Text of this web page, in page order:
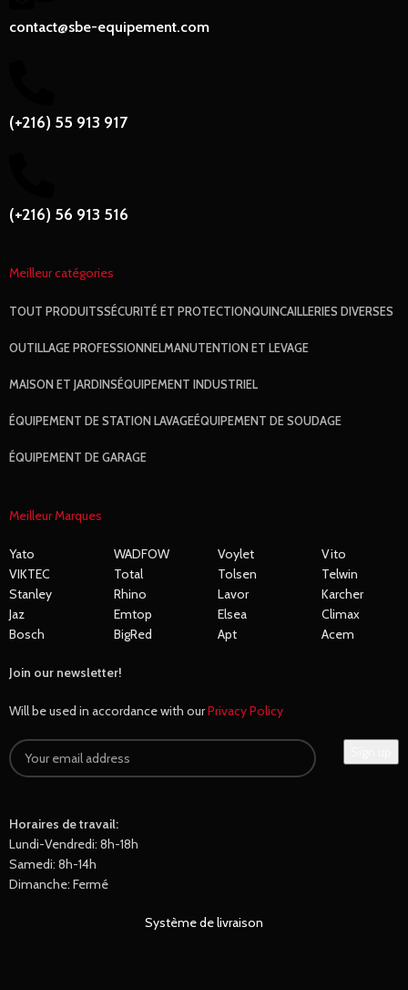
contact@sbe-equipement.com
(+216) 55 913 917
(+216) 56 913 516
Meilleur catégories
TOUT PRODUITSSÉCURITÉ ET PROTECTIONQUINCAILLERIES DIVERSES
OUTILLAGE PROFESSIONNELMANUTENTION ET LEVAGE
MAISON ET JARDINSÉQUIPEMENT INDUSTRIEL
ÉQUIPEMENT DE STATION LAVAGEÉQUIPEMENT DE SOUDAGE
ÉQUIPEMENT DE GARAGE
Meilleur Marques
Yato WADFOW Voylet
Vito
VIKTEC
Total Tolsen
Telwin
Stanley
Rhino Lavor
Karcher
Jaz
Emtop Elsea
Climax
Bosch
BigRed Apt Acem
Join our newsletter!
Will be used in accordance with ourPrivacy Policy
Horaires de travail:
Lundi-Vendredi: 8h-18h
Samedi: 8h-14h
Dimanche: Fermé
Système de livraison